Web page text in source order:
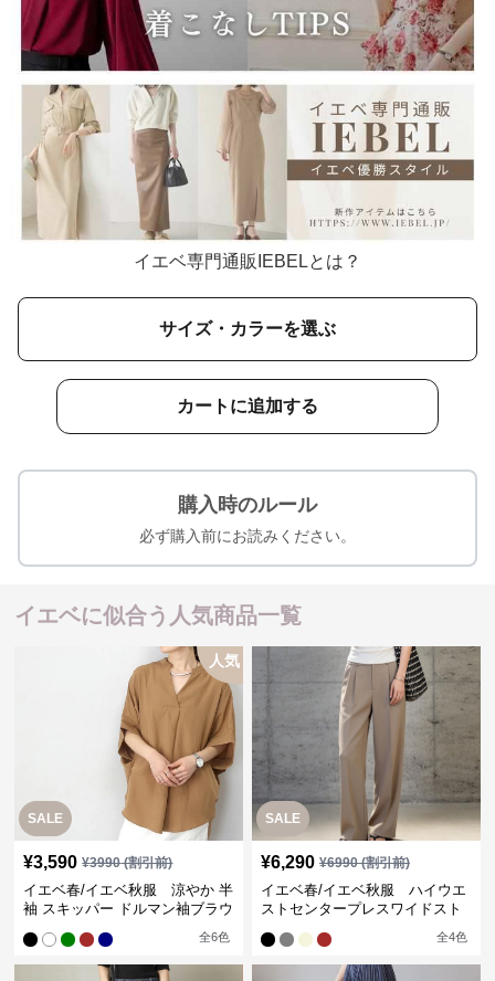
イエベ専門通販IEBELとは？
サイズ・カラーを選ぶ
カートに追加する
購入時のルール
必ず購入前にお読みください。
イエベに似合う人気商品一覧
SALE
人気
¥3,590 ¥3990(割引前)
イエベ春/イエベ秋服 涼やか 半
袖 スキッパー ドルマン袖ブラウ
全6色
SALE
¥6,290 ¥6990(割引前)
イエベ春/イエベ秋服 ハイウエ
ストセンタープレスワイドスト
全4色